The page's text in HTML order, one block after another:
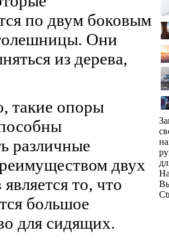
по двум боковым
Они
из дерева,
такие опоры
различные
двух
то, что
большое
для сидящих.